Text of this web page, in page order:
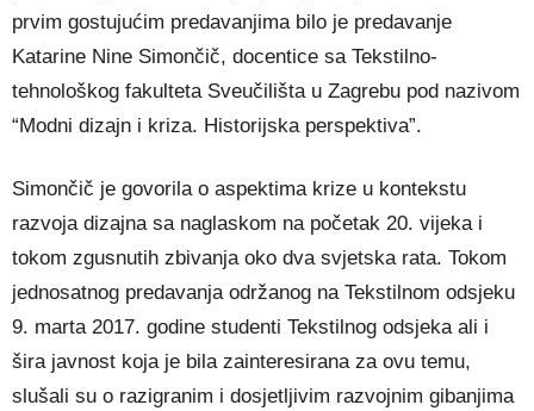
prvim gostujućim predavanjima bilo je predavanje
Katarine Nine Simončič, docentice sa Tekstilno-
tehnološkog fakulteta Sveučilišta u Zagrebu pod nazivom
“Modni dizajn i kriza. Historijska perspektiva”.
Simončič je govorila o aspektima krize u kontekstu
razvoja dizajna sa naglaskom na početak 20. vijeka i
tokom zgusnutih zbivanja oko dva svjetska rata. Tokom
jednosatnog predavanja održanog na Tekstilnom odsjeku
9. marta 2017. godine studenti Tekstilnog odsjeka ali i
šira javnost koja je bila zainteresirana za ovu temu,
slušali su o razigranim i dosjetljivim razvojnim gibanjima